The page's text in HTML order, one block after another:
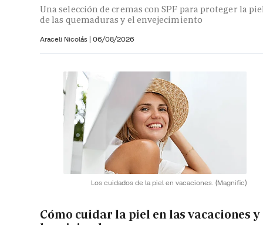
Una selección de cremas con SPF para proteger la
de las quemaduras y el envejecimiento
Araceli Nicolás | 06/08/2026
Los cuidados de la piel en vacaciones. (Magnific)
Cómo cuidar la piel en las vacaciones y